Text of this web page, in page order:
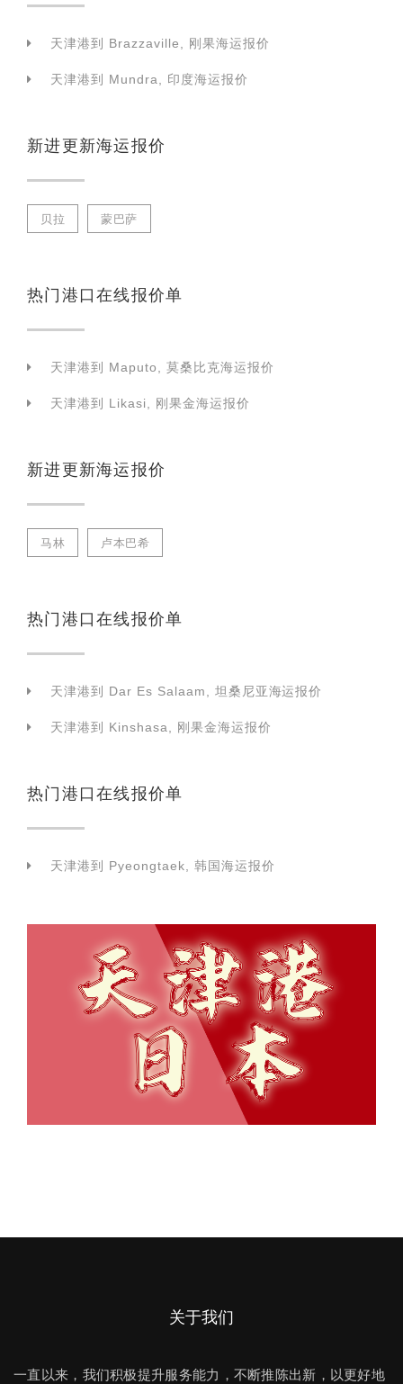
天津港到 Brazzaville, 刚果海运报价
天津港到 Mundra, 印度海运报价
新进更新海运报价
贝拉 蒙巴萨
热门港口在线报价单
天津港到 Maputo, 莫桑比克海运报价
天津港到 Likasi, 刚果金海运报价
新进更新海运报价
马林 卢本巴希
热门港口在线报价单
天津港到 Dar Es Salaam, 坦桑尼亚海运报价
天津港到 Kinshasa, 刚果金海运报价
热门港口在线报价单
天津港到 Pyeongtaek, 韩国海运报价
关于我们
一直以来，我们积极提升服务能力，不断推陈出新，以更好地